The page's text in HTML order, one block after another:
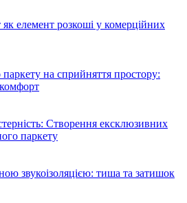
елемент розкоші у комерційних
на сприйняття простору:
Створення ексклюзивних
паркету
звукоізоляцією: тиша та затишок